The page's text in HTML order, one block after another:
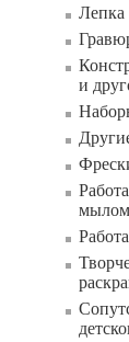
Лепка
и
мылом